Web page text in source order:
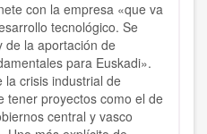
con la empresa «que va
tecnológico. Se
de la aportación de
para Euskadi».
la crisis industrial de
tener proyectos como el de
central y vasco